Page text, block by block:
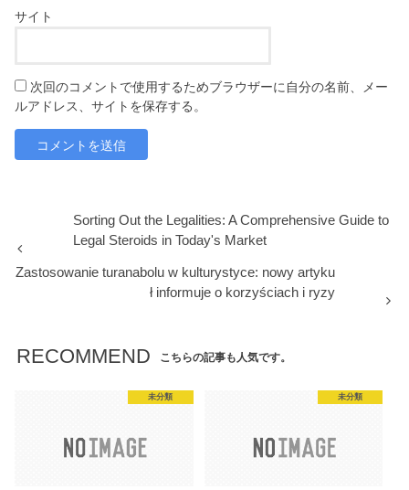
サイト
次回のコメントで使用するためブラウザーに自分の名前、メー
ルアドレス、サイトを保存する。
Sorting Out the Legalities: A Comprehensive Guide to
Legal Steroids in Today's Market
Zastosowanie turanabolu w kulturystyce: nowy artyku
ł informuje o korzyściach i ryzy
RECOMMEND こちらの記事も人気です。
未分類 未分類